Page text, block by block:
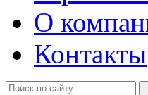
О
Контакты